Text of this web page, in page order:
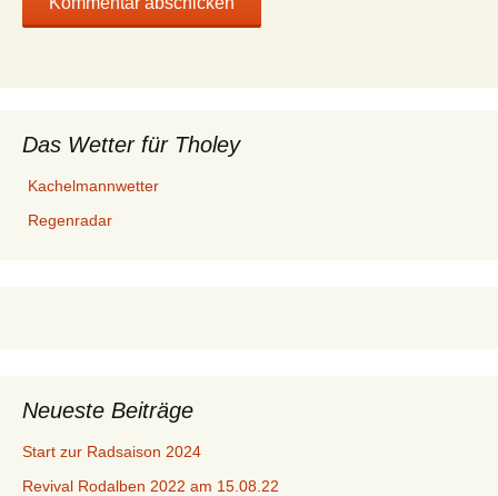
Das Wetter für Tholey
Kachelmannwetter
Regenradar
Neueste Beiträge
Start zur Radsaison 2024
Revival Rodalben 2022 am 15.08.22